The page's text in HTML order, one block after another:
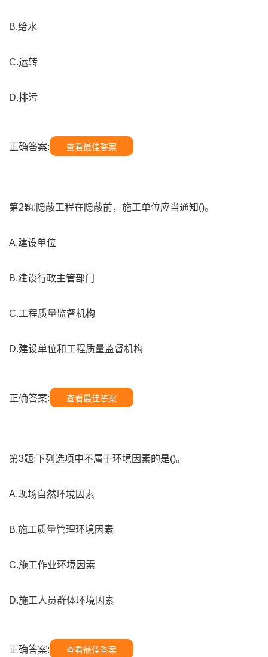
B.给水
C.运转
D.排污
正确答案: 查看最佳答案
第2题:隐蔽工程在隐蔽前，施工单位应当通知()。
A.建设单位
B.建设行政主管部门
C.工程质量监督机构
D.建设单位和工程质量监督机构
正确答案: 查看最佳答案
第3题:下列选项中不属于环境因素的是()。
A.现场自然环境因素
B.施工质量管理环境因素
C.施工作业环境因素
D.施工人员群体环境因素
正确答案: 查看最佳答案